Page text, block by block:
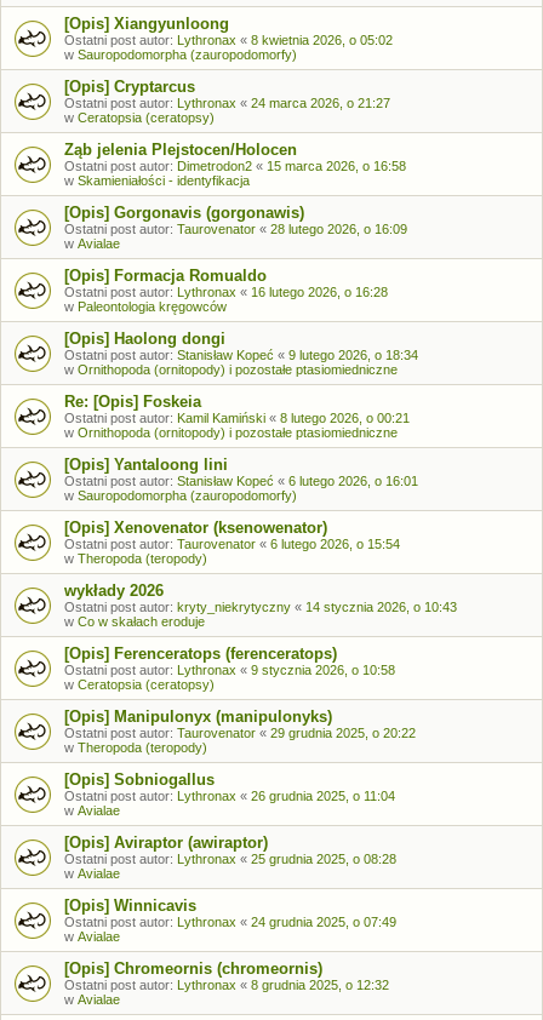
[Opis] Xiangyunloong
Ostatni post autor: Lythronax « 8 kwietnia 2026, o 05:02
w Sauropodomorpha (zauropodomorfy)
[Opis] Cryptarcus
Ostatni post autor: Lythronax « 24 marca 2026, o 21:27
w Ceratopsia (ceratopsy)
Ząb jelenia Plejstocen/Holocen
Ostatni post autor: Dimetrodon2 « 15 marca 2026, o 16:58
w Skamieniałości - identyfikacja
[Opis] Gorgonavis (gorgonawis)
Ostatni post autor: Taurovenator « 28 lutego 2026, o 16:09
w Avialae
[Opis] Formacja Romualdo
Ostatni post autor: Lythronax « 16 lutego 2026, o 16:28
w Paleontologia kręgowców
[Opis] Haolong dongi
Ostatni post autor: Stanisław Kopeć « 9 lutego 2026, o 18:34
w Ornithopoda (ornitopody) i pozostałe ptasiomiedniczne
Re: [Opis] Foskeia
Ostatni post autor: Kamil Kamiński « 8 lutego 2026, o 00:21
w Ornithopoda (ornitopody) i pozostałe ptasiomiedniczne
[Opis] Yantaloong lini
Ostatni post autor: Stanisław Kopeć « 6 lutego 2026, o 16:01
w Sauropodomorpha (zauropodomorfy)
[Opis] Xenovenator (ksenowenator)
Ostatni post autor: Taurovenator « 6 lutego 2026, o 15:54
w Theropoda (teropody)
wykłady 2026
Ostatni post autor: kryty_niekrytyczny « 14 stycznia 2026, o 10:43
w Co w skałach eroduje
[Opis] Ferenceratops (ferenceratops)
Ostatni post autor: Lythronax « 9 stycznia 2026, o 10:58
w Ceratopsia (ceratopsy)
[Opis] Manipulonyx (manipulonyks)
Ostatni post autor: Taurovenator « 29 grudnia 2025, o 20:22
w Theropoda (teropody)
[Opis] Sobniogallus
Ostatni post autor: Lythronax « 26 grudnia 2025, o 11:04
w Avialae
[Opis] Aviraptor (awiraptor)
Ostatni post autor: Lythronax « 25 grudnia 2025, o 08:28
w Avialae
[Opis] Winnicavis
Ostatni post autor: Lythronax « 24 grudnia 2025, o 07:49
w Avialae
[Opis] Chromeornis (chromeornis)
Ostatni post autor: Lythronax « 8 grudnia 2025, o 12:32
w Avialae